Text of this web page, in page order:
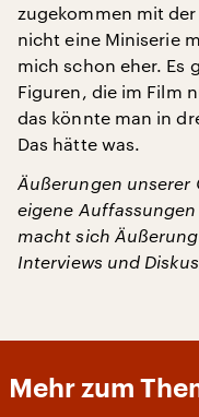
zugekommen mit der
nicht eine Miniserie
mich schon eher. Es
Figuren, die im Film
das könnte man in
Das hätte was.
Äußerungen unserer
eigene
macht sich
Interviews und
Mehr zum